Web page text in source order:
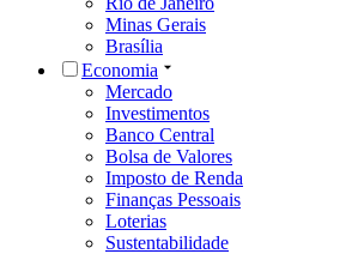
Minas Gerais
Brasília
Economia
Mercado
Investimentos
Banco Central
Bolsa de Valores
Imposto de Renda
Finanças Pessoais
Loterias
Sustentabilidade